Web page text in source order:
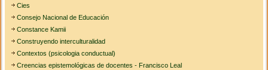
Cies
Consejo Nacional de Educación
Constance Kamii
Construyendo interculturalidad
Contextos (psicologia conductual)
Creencias epistemológicas de docentes - Francisco Leal